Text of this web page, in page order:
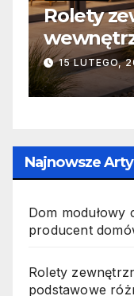
vs
i
Najnowsze
Dom modułowy
producent
Rolety
podstawowe